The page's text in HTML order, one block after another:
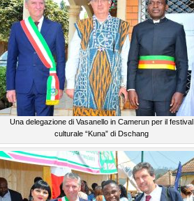
Una delegazione di Vasanello in Camerun per il festival
culturale “Kuna” di Dschang